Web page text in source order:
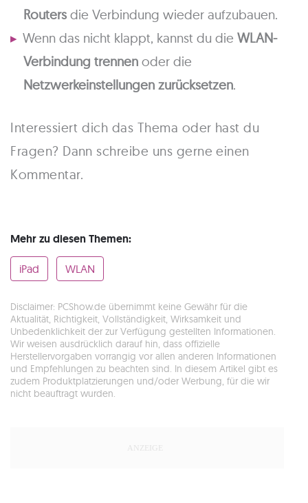
Routers die Verbindung wieder aufzubauen.
Wenn das nicht klappt, kannst du dieWLAN-
Verbindung trennen oder die
Netzwerkeinstellungen zurücksetzen.
Interessiert dich das Thema oder hast du
Fragen? Dann schreibe uns gerne einen
Kommentar.
Mehr zu diesen Themen:
iPad WLAN
Disclaimer: PCShow.de übernimmt keine Gewähr für die
Aktualität, Richtigkeit, Vollständigkeit, Wirksamkeit und
Unbedenklichkeit der zur Verfügung gestellten Informationen.
Wir weisen ausdrücklich darauf hin, dass offizielle
Herstellervorgaben vorrangig vor allen anderen Informationen
und Empfehlungen zu beachten sind. In diesem Artikel gibt es
zudem Produktplatzierungen und/oder Werbung, für die wir
nicht beauftragt wurden.